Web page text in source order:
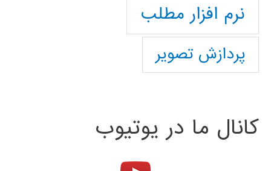
نرم افزار مطلب
پردازش تصویر
کانال ما در یوتیوب